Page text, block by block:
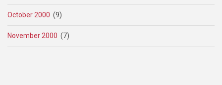
October 2000 (9)
November 2000 (7)